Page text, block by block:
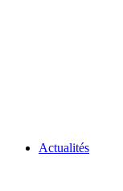
Actualités